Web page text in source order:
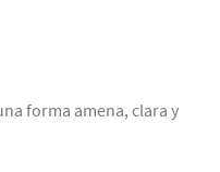
forma amena, clara y